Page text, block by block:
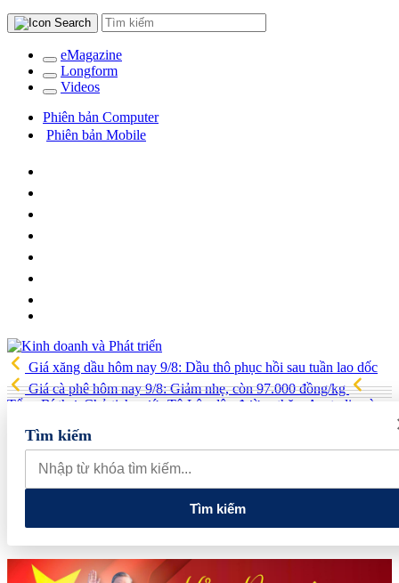
eMagazine
Longform
Videos
Phiên bản Computer
Phiên bản Mobile
Giá xăng dầu hôm nay 9/8: Dầu thô phục hồi sau tuần lao dốc
Giá cà phê hôm nay 9/8: Giảm nhẹ, còn 97.000 đồng/kg
Tổng Bí thư, Chủ tịch nước Tô Lâm lên đường thăm Australia và
New Zealand
quan đến lĩnh vực tài chính, ngân hàng
Xử lý đến cùng các
vướng mắc, không đẩy doanh nghiệp đi vòng
Tìm kiếm
Tìm kiếm